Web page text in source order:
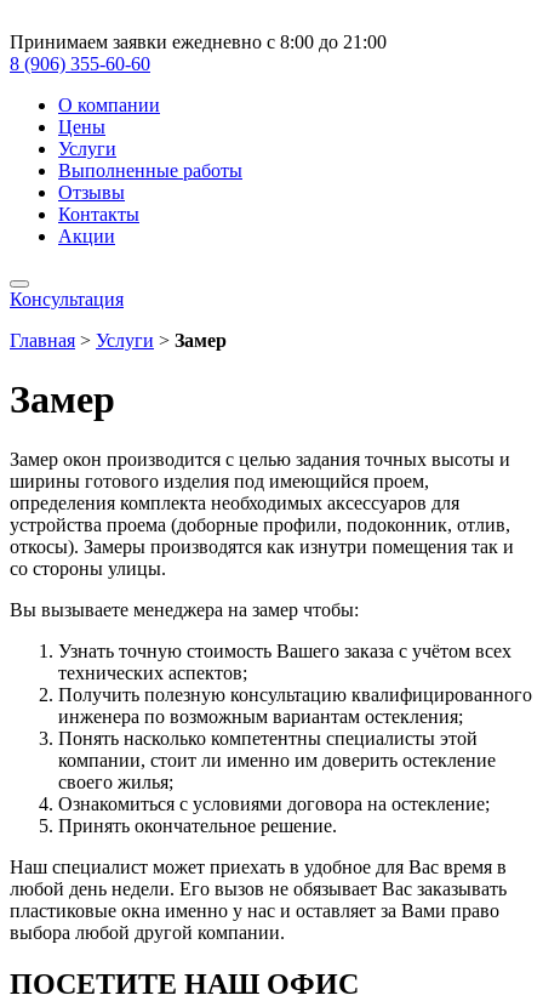
Принимаем заявки ежедневно с 8:00 до 21:00
8 (906) 355-60-60
О компании
Цены
Услуги
Выполненные работы
Отзывы
Контакты
Акции
Консультация
Главная > Услуги > Замер
Замер
Замер окон производится с целью задания точных высоты и
ширины готового изделия под имеющийся проем,
определения комплекта необходимых аксессуаров для
устройства проема (доборные профили, подоконник, отлив,
откосы). Замеры производятся как изнутри помещения так и
со стороны улицы.
Вы вызываете менеджера на замер чтобы:
Узнать точную стоимость Вашего заказа с учётом всех
технических аспектов;
Получить полезную консультацию квалифицированного
инженера по возможным вариантам остекления;
Понять насколько компетентны специалисты этой
компании, стоит ли именно им доверить остекление
своего жилья;
Ознакомиться с условиями договора на остекление;
Принять окончательное решение.
Наш специалист может приехать в удобное для Вас время в
любой день недели. Его вызов не обязывает Вас заказывать
пластиковые окна именно у нас и оставляет за Вами право
выбора любой другой компании.
ПОСЕТИТЕ НАШ ОФИС